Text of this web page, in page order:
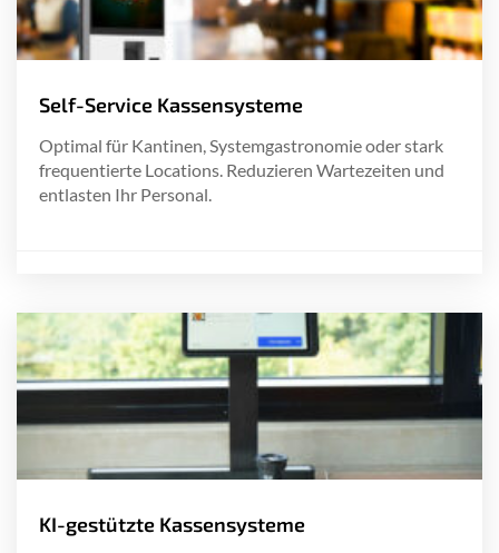
Self-Service Kassensysteme
Optimal für Kantinen, Systemgastronomie oder stark
frequentierte Locations. Reduzieren Wartezeiten und
entlasten Ihr Personal.
KI-gestützte Kassensysteme